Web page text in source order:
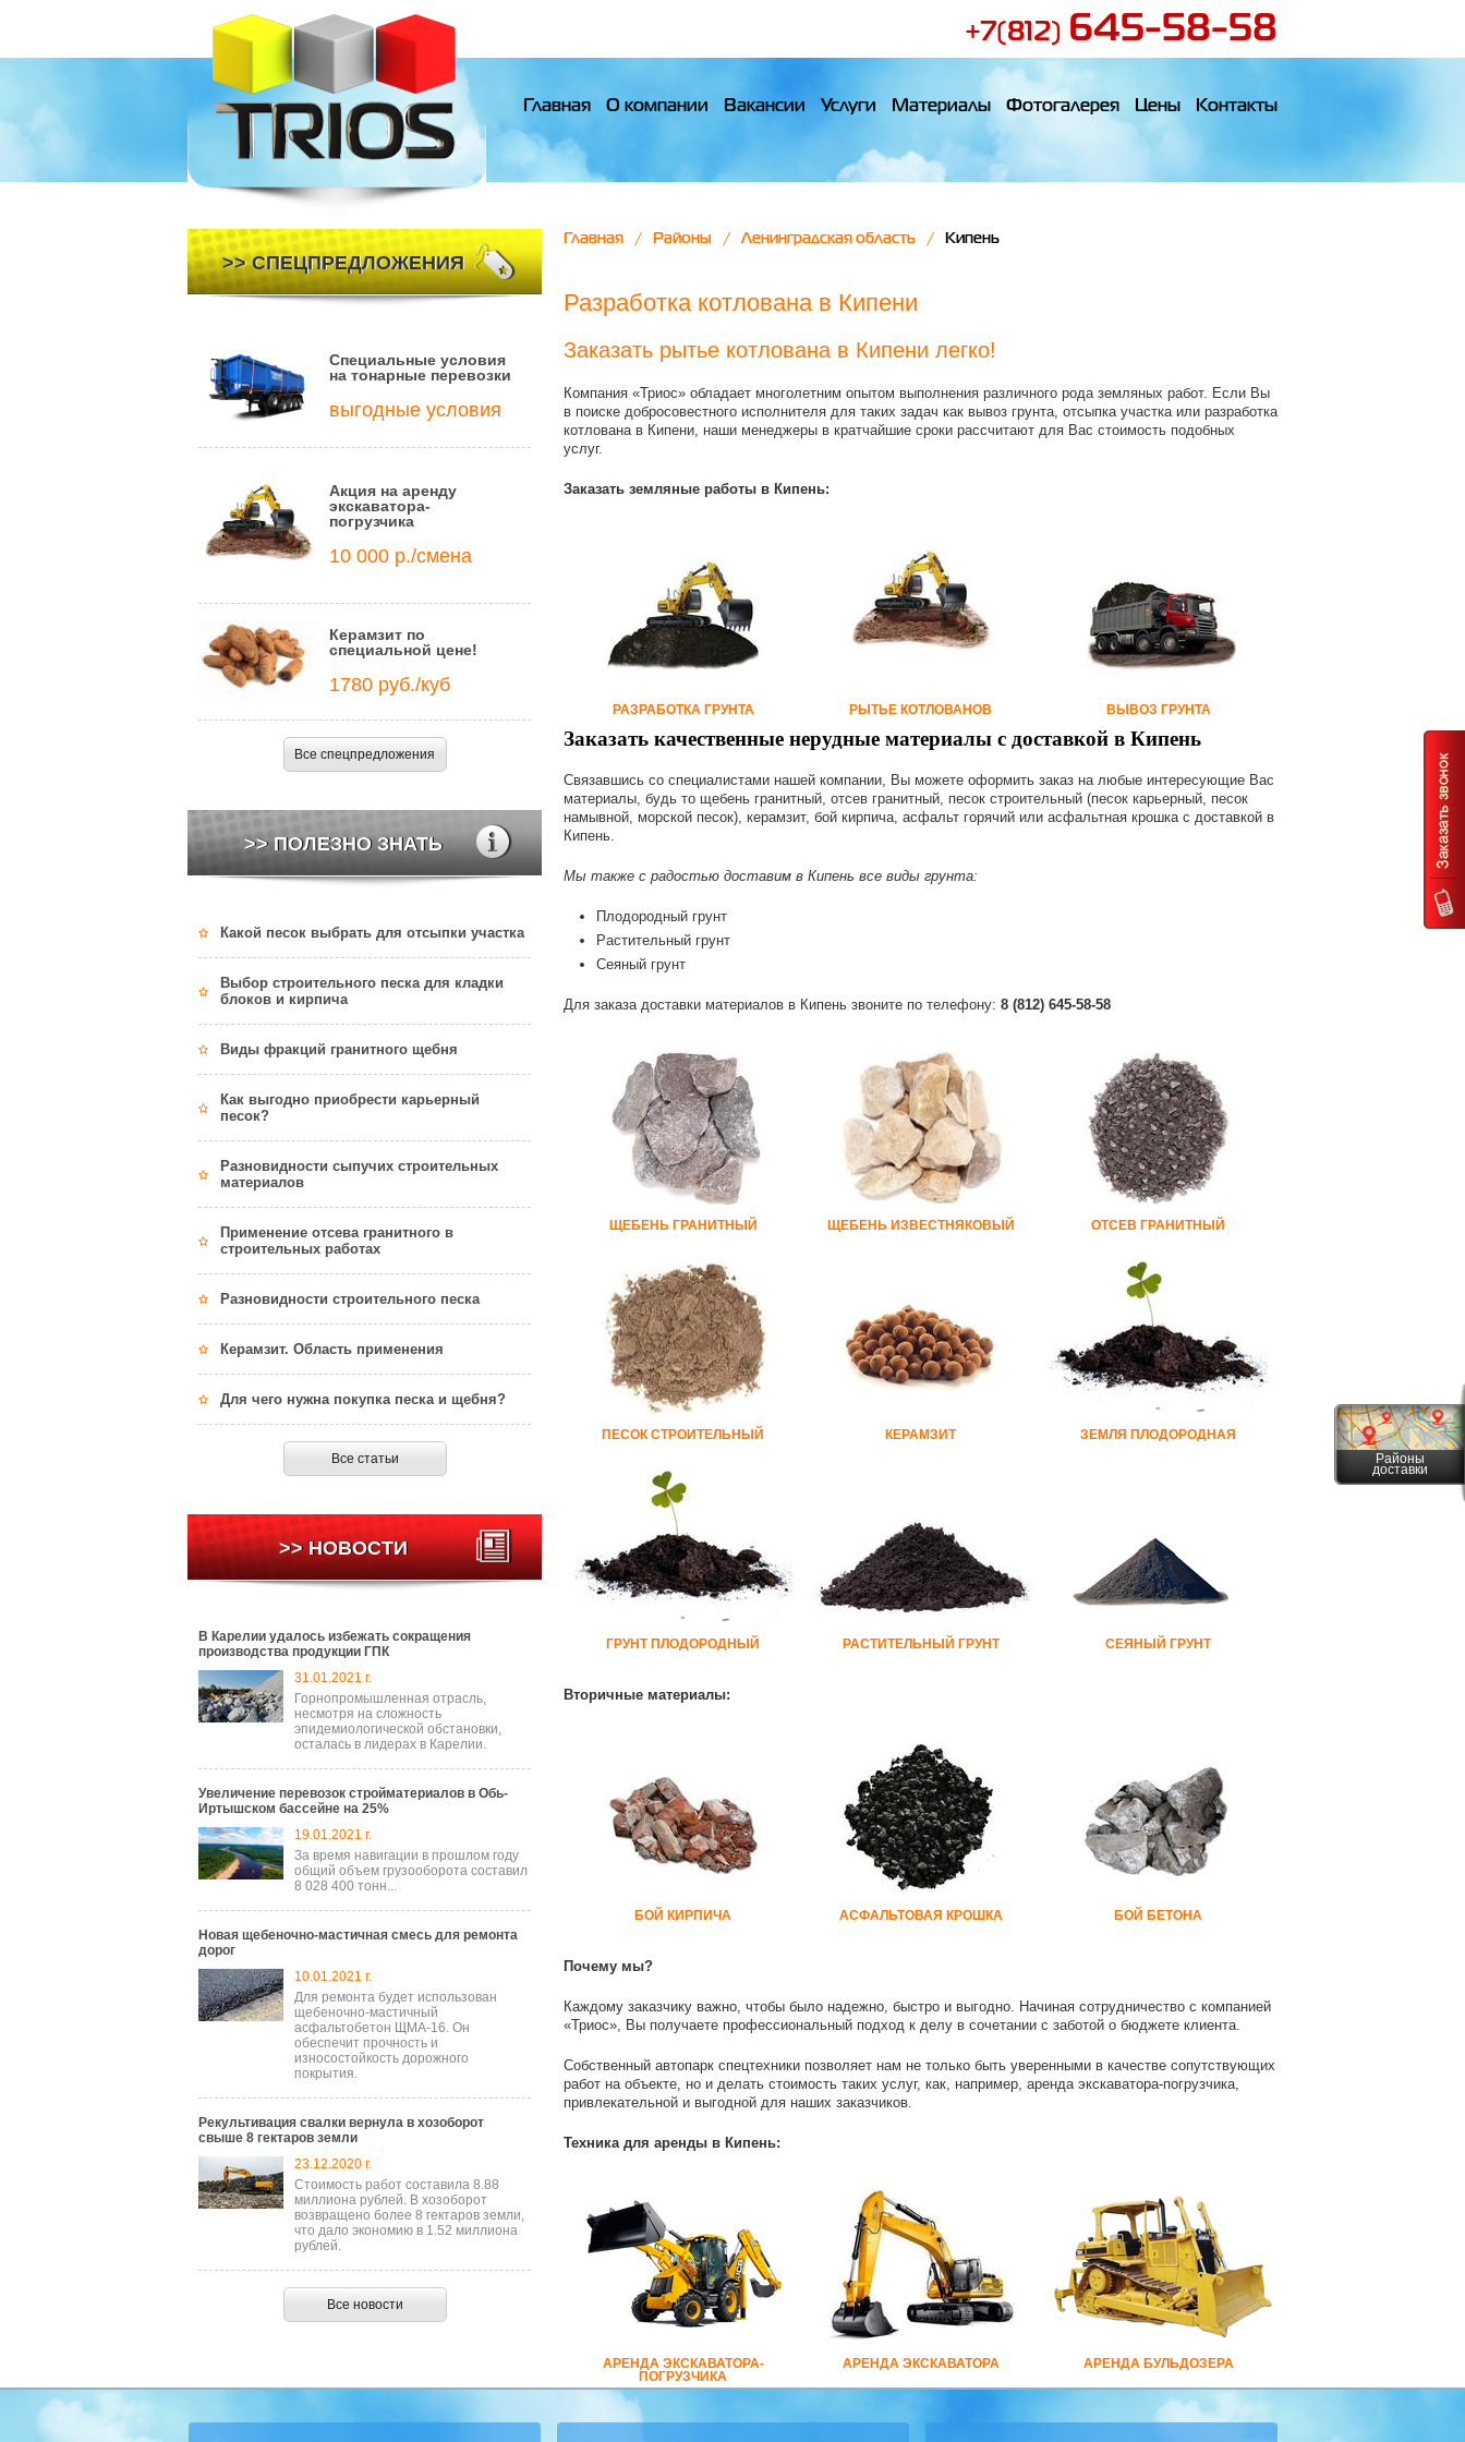
+7(812) 645-58-58
Главная О компании Вакансии Услуги Материалы Фотогалерея Цены Контакты
>> СПЕЦПРЕДЛОЖЕНИЯ
Специальные условия
на тонарные перевозки
выгодные условия
Акция на аренду
экскаватора-
погрузчика
10 000 р./смена
Керамзит по
специальной цене!
1780 руб./куб
Все спецпредложения
>> ПОЛЕЗНО ЗНАТЬ
Какой песок выбрать для отсыпки участка
Выбор строительного песка для кладки
блоков и кирпича
Виды фракций гранитного щебня
Как выгодно приобрести карьерный
песок?
Разновидности сыпучих строительных
материалов
Применение отсева гранитного в
строительных работах
Разновидности строительного песка
Керамзит. Область применения
Для чего нужна покупка песка и щебня?
Все статьи
>> НОВОСТИ
В Карелии удалось избежать сокращения
производства продукции ГПК
31.01.2021 г.
Горнопромышленная отрасль,
несмотря на сложность
эпидемиологической обстановки,
осталась в лидерах в Карелии.
Увеличение перевозок стройматериалов в Обь-
Иртышском бассейне на 25%
19.01.2021 г.
За время навигации в прошлом году
общий объем грузооборота составил
8 028 400 тонн...
Новая щебеночно-мастичная смесь для ремонта
дорог
10.01.2021 г.
Для ремонта будет использован
щебеночно-мастичный
асфальтобетон ЩМА-16. Он
обеспечит прочность и
износостойкость дорожного
покрытия.
Рекультивация свалки вернула в хозоборот
свыше 8 гектаров земли
23.12.2020 г.
Стоимость работ составила 8.88
миллиона рублей. В хозоборот
возвращено более 8 гектаров земли,
что дало экономию в 1.52 миллиона
рублей.
Все новости
Главная Районы Ленинградская область Кипень
Разработка котлована в Кипени
Заказать рытье котлована в Кипени легко!
Компания «Триос» обладает многолетним опытом выполнения различного рода земляных работ. Если Вы
в поиске добросовестного исполнителя для таких задач как вывоз грунта, отсыпка участка или разработка
котлована в Кипени, наши менеджеры в кратчайшие сроки рассчитают для Вас стоимость подобных
услуг.
Заказать земляные работы в Кипень:
РАЗРАБОТКА ГРУНТА РЫТЬЕ КОТЛОВАНОВ ВЫВОЗ ГРУНТА
Заказать качественные нерудные материалы с доставкой в Кипень
Связавшись со специалистами нашей компании, Вы можете оформить заказ на любые интересующие Вас
материалы, будь то щебень гранитный, отсев гранитный, песок строительный (песок карьерный, песок
намывной, морской песок), керамзит, бой кирпича, асфальт горячий или асфальтная крошка с доставкой в
Кипень.
Мы также с радостью доставим в Кипень все виды грунта:
Плодородный грунт
Растительный грунт
Сеяный грунт
Для заказа доставки материалов в Кипень звоните по телефону: 8 (812) 645-58-58
ЩЕБЕНЬ ГРАНИТНЫЙ ЩЕБЕНЬ ИЗВЕСТНЯКОВЫЙ ОТСЕВ ГРАНИТНЫЙ
ПЕСОК СТРОИТЕЛЬНЫЙ КЕРАМЗИТ ЗЕМЛЯ ПЛОДОРОДНАЯ
ГРУНТ ПЛОДОРОДНЫЙ РАСТИТЕЛЬНЫЙ ГРУНТ СЕЯНЫЙ ГРУНТ
Вторичные материалы:
БОЙ КИРПИЧА АСФАЛЬТОВАЯ КРОШКА БОЙ БЕТОНА
Почему мы?
Каждому заказчику важно, чтобы было надежно, быстро и выгодно. Начиная сотрудничество с компанией
«Триос», Вы получаете профессиональный подход к делу в сочетании с заботой о бюджете клиента.
Собственный автопарк спецтехники позволяет нам не только быть уверенными в качестве сопутствующих
работ на объекте, но и делать стоимость таких услуг, как, например, аренда экскаватора-погрузчика,
привлекательной и выгодной для наших заказчиков.
Техника для аренды в Кипень:
АРЕНДА ЭКСКАВАТОРА-
ПОГРУЗЧИКА
АРЕНДА ЭКСКАВАТОРА АРЕНДА БУЛЬДОЗЕРА
Районы
доставки